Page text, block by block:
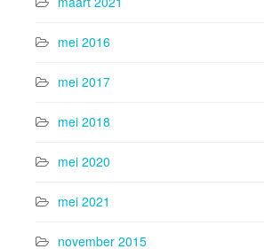
mei 2016
mei 2017
mei 2018
mei 2020
mei 2021
november 2015